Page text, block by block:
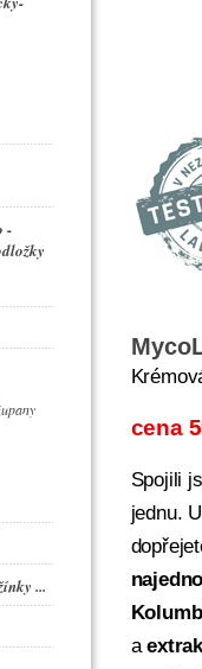
cena
Spojili
jednu.
a
-
...